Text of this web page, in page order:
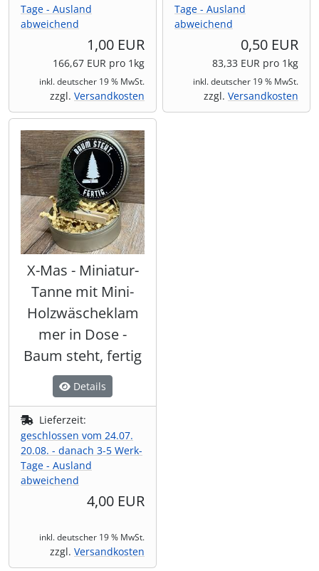
Tage - Ausland
abweichend
1,00 EUR
166,67 EUR pro 1kg
inkl. deutscher 19 % MwSt.
zzgl. Versandkosten
Tage - Ausland
abweichend
0,50 EUR
83,33 EUR pro 1kg
inkl. deutscher 19 % MwSt.
zzgl. Versandkosten
X-Mas - Miniatur-
Tanne mit Mini-
Holzwäscheklam
mer in Dose -
Baum steht, fertig
Details
Lieferzeit:
geschlossen vom 24.07.
20.08. - danach 3-5 Werk-
Tage - Ausland
abweichend
4,00 EUR
inkl. deutscher 19 % MwSt.
zzgl. Versandkosten